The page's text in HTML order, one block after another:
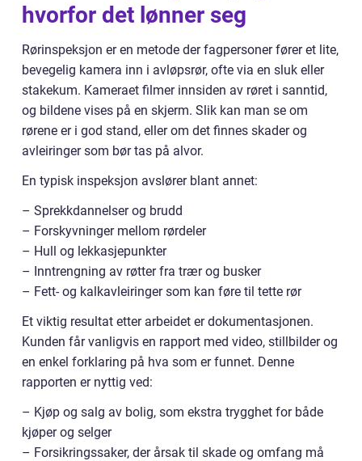
hvorfor det lønner seg
Rørinspeksjon er en metode der fagpersoner fører et lite,
bevegelig kamera inn i avløpsrør, ofte via en sluk eller
stakekum. Kameraet filmer innsiden av røret i sanntid,
og bildene vises på en skjerm. Slik kan man se om
rørene er i god stand, eller om det finnes skader og
avleiringer som bør tas på alvor.
En typisk inspeksjon avslører blant annet:
– Sprekkdannelser og brudd
– Forskyvninger mellom rørdeler
– Hull og lekkasjepunkter
– Inntrengning av røtter fra trær og busker
– Fett- og kalkavleiringer som kan føre til tette rør
Et viktig resultat etter arbeidet er dokumentasjonen.
Kunden får vanligvis en rapport med video, stillbilder og
en enkel forklaring på hva som er funnet. Denne
rapporten er nyttig ved:
– Kjøp og salg av bolig, som ekstra trygghet for både
kjøper og selger
– Forsikringssaker, der årsak til skade og omfang må